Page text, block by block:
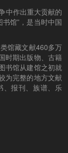
中作出重大贡献的
馆”，是当时中国
馆藏文献460多万
时期出版物、古籍
书馆从建馆之初就
为完整的地方文献
、报刊、族谱、乐